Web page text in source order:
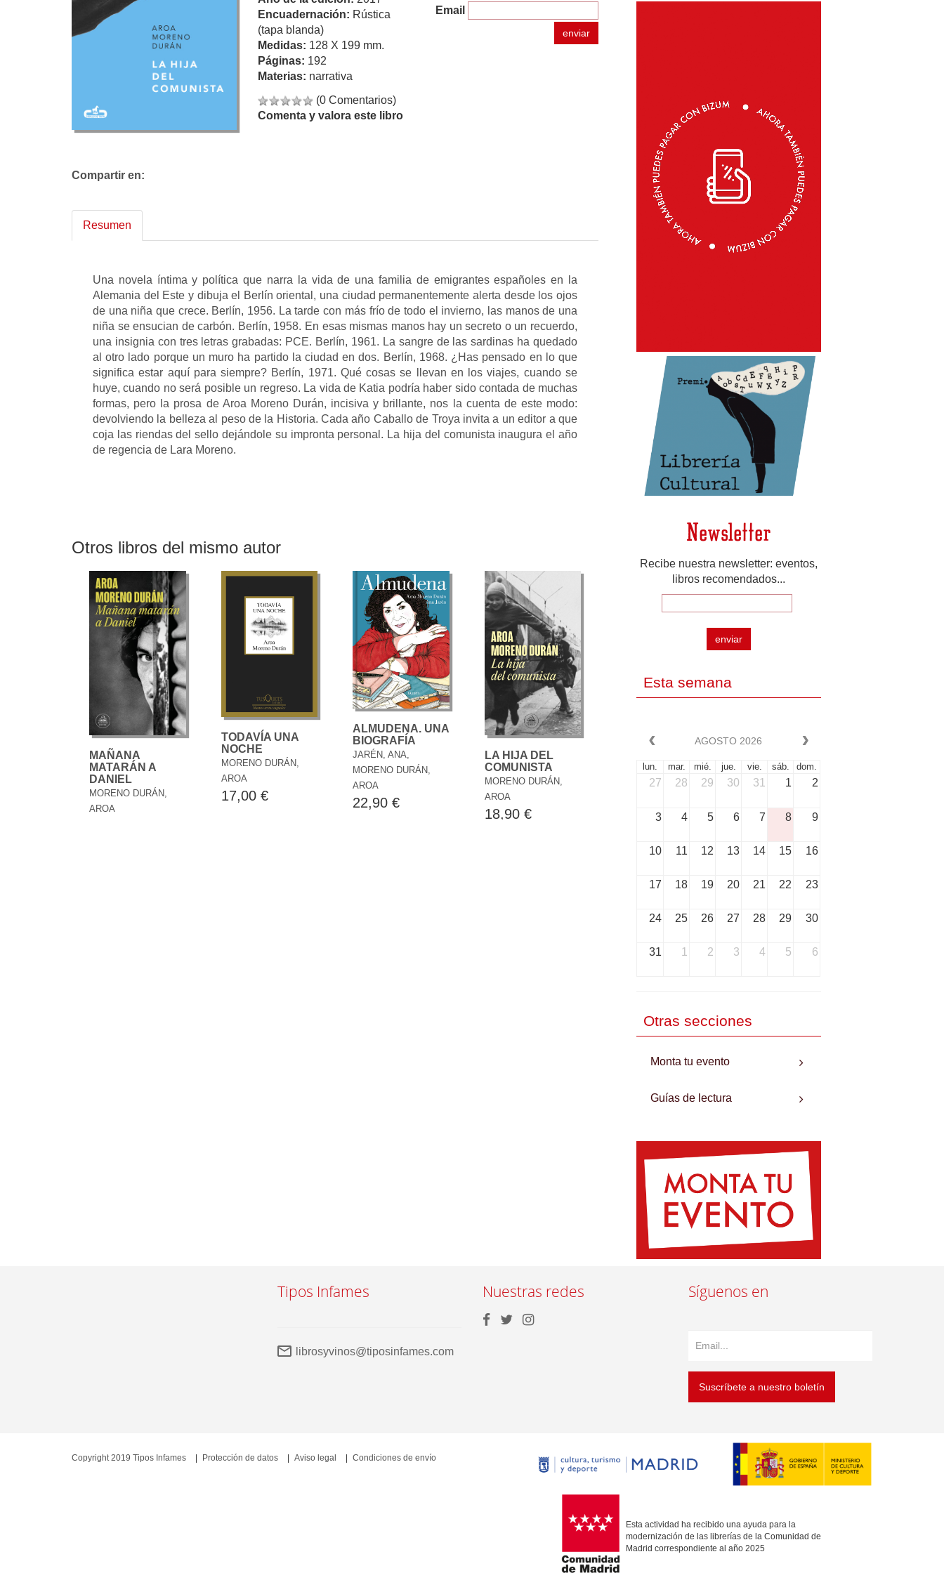
Encuadernación: Rústica
(tapa blanda)
Medidas: 128 X 199 mm.
Páginas: 192
Materias: narrativa
(0 Comentarios)
Comenta y valora este libro
Email
enviar
Compartir en:
Resumen
Una novela íntima y política que narra la vida de una familia de emigrantes españoles en la
Alemania del Este y dibuja el Berlín oriental, una ciudad permanentemente alerta desde los ojos
de una niña que crece. Berlín, 1956. La tarde con más frío de todo el invierno, las manos de una
niña se ensucian de carbón. Berlín, 1958. En esas mismas manos hay un secreto o un recuerdo,
una insignia con tres letras grabadas: PCE. Berlín, 1961. La sangre de las sardinas ha quedado
al otro lado porque un muro ha partido la ciudad en dos. Berlín, 1968. ¿Has pensado en lo que
significa estar aquí para siempre? Berlín, 1971. Qué cosas se llevan en los viajes, cuando se
huye, cuando no será posible un regreso. La vida de Katia podría haber sido contada de muchas
formas, pero la prosa de Aroa Moreno Durán, incisiva y brillante, nos la cuenta de este modo:
devolviendo la belleza al peso de la Historia. Cada año Caballo de Troya invita a un editor a que
coja las riendas del sello dejándole su impronta personal. La hija del comunista inaugura el año
de regencia de Lara Moreno.
Otros libros del mismo autor
MAÑANA
MATARÁN A
DANIEL
MORENO DURÁN,
AROA
TODAVÍA UNA
NOCHE
MORENO DURÁN,
AROA
17,00 €
ALMUDENA. UNA
BIOGRAFÍA
JARÉN, ANA,
MORENO DURÁN,
AROA
22,90 €
LA HIJA DEL
COMUNISTA
MORENO DURÁN,
AROA
18,90 €
Newsletter
Recibe nuestra newsletter: eventos,
libros recomendados...
enviar
Esta semana
AGOSTO 2026
lun. mar. mié. jue. vie. sáb. dom.
27 28 29 30 31 1 2
3 4 5 6 7 8 9
10 11 12 13 14 15 16
17 18 19 20 21 22 23
24 25 26 27 28 29 30
31 1 2 3 4 5 6
Otras secciones
Monta tu evento
Guías de lectura
Tipos Infames
librosyvinos@tiposinfames.com
Nuestras redes Síguenos en
Suscríbete a nuestro boletín
Esta actividad ha recibido una ayuda para la
modernización de las librerías de la Comunidad de
Madrid correspondiente al año 2025
Copyright 2019 Tipos Infames Protección de datos Aviso legal Condiciones de envío